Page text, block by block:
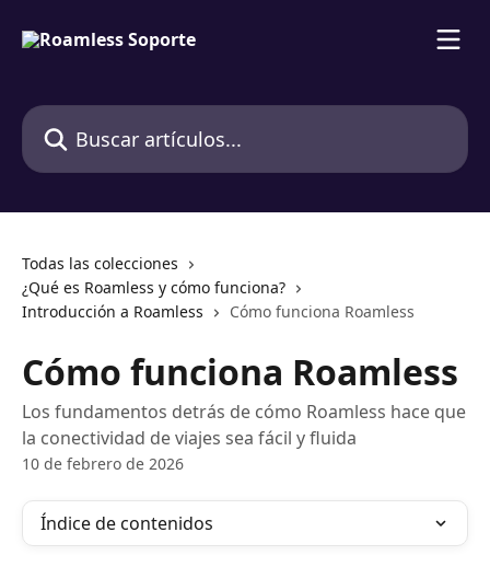
Buscar artículos...
Todas las colecciones
¿Qué es Roamless y cómo funciona?
Introducción a Roamless
Cómo funciona Roamless
Cómo funciona Roamless
Los fundamentos detrás de cómo Roamless hace que
la conectividad de viajes sea fácil y fluida
10 de febrero de 2026
Índice de contenidos